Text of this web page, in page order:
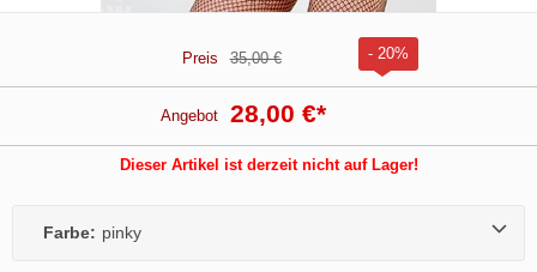
Preis 35,00 € - 20%
Angebot 28,00 €*
Dieser Artikel ist derzeit nicht auf Lager!
Farbe: pinky